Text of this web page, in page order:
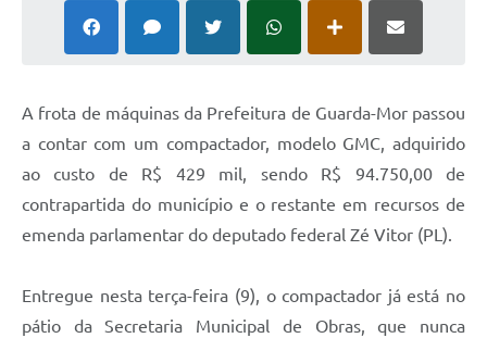
A frota de máquinas da Prefeitura de Guarda-Mor passou
a contar com um compactador, modelo GMC, adquirido
ao custo de R$ 429 mil, sendo R$ 94.750,00 de
contrapartida do município e o restante em recursos de
emenda parlamentar do deputado federal Zé Vitor (PL).
Entregue nesta terça-feira (9), o compactador já está no
pátio da Secretaria Municipal de Obras, que nunca